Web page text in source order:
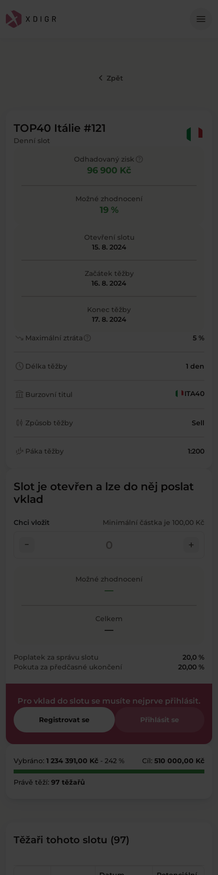
menu
keyboard_arrow_left Zpět
TOP40 Itálie #121
Denní slot
Odhadovaný zisk
96 900 Kč
Možné zhodnocení
19 %
Otevření slotu
15. 8. 2024
Začátek těžby
16. 8. 2024
Konec těžby
17. 8. 2024
trending_down Maximální ztrátahelp 5 %
schedule Délka těžby 1 den
account_balance Burzovní titul ITA40
candlestick_chart Způsob těžby Sell
finance_mode Páka těžby 1:200
Slot je otevřen a lze do něj poslat
vklad
Chci vložit Minimální částka je 100,00 Kč
check_indeterminate_small add
Možné zhodnocení
—
Celkem
—
Poplatek za správu slotu
20,0 %
Pokuta za předčasné ukončení
20,00 %
Pro vklad do slotu se musíte nejprve přihlásit.
Registrovat se Přihlásit se
Vybráno: 1 234 391,00 Kč - 242 % Cíl: 510 000,00 Kč
Právě těží: 97 těžařů
Těžaři tohoto slotu (97)